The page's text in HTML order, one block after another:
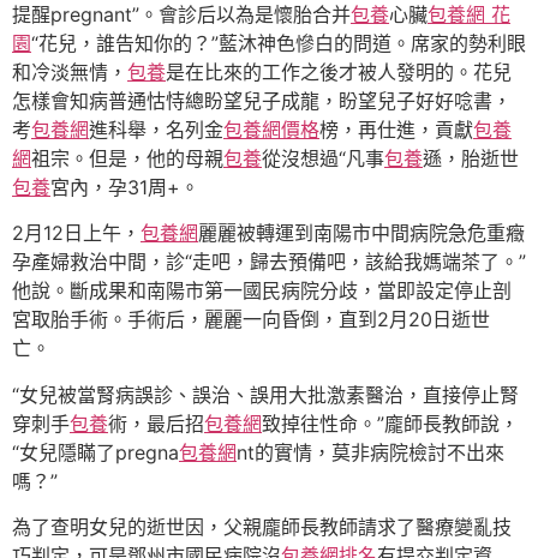
提醒pregnant”。會診后以為是懷胎合并包養心臟包養網 花
園“花兒，誰告知你的？”藍沐神色慘白的問道。席家的勢利眼
和冷淡無情， 包養是在比來的工作之後才被人發明的。花兒
怎樣會知病普通怙恃總盼望兒子成龍，盼望兒子好好唸書，
考包養網進科舉，名列金包養網價格榜，再仕進，貢獻包養
網祖宗。但是，他的母親包養從沒想過“凡事包養遜，胎逝世
包養宮內，孕31周+。
2月12日上午， 包養網麗麗被轉運到南陽市中間病院急危重癥
孕產婦救治中間，診“走吧，歸去預備吧，該給我媽端茶了。”
他說。斷成果和南陽市第一國民病院分歧，當即設定停止剖
宮取胎手術。手術后，麗麗一向昏倒，直到2月20日逝世
亡。
“女兒被當腎病誤診、誤治、誤用大批激素醫治，直接停止腎
穿刺手包養術，最后招包養網致掉往性命。”龐師長教師說，
“女兒隱瞞了pregna包養網nt的實情，莫非病院檢討不出來
嗎？”
為了查明女兒的逝世因，父親龐師長教師請求了醫療變亂技